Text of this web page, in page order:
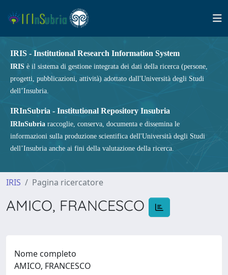
IRIS - Institutional Research Information System
IRIS è il sistema di gestione integrata dei dati della ricerca (persone,
progetti, pubblicazioni, attività) adottato dall'Università degli Studi
dell’Insubria.
IRInSubria - Institutional Repository Insubria
IRInSubria raccoglie, conserva, documenta e dissemina le
informazioni sulla produzione scientifica dell'Università degli Studi
dell’Insubria anche ai fini della valutazione della ricerca.
IRIS Pagina ricercatore
AMICO, FRANCESCO
Nome completo
AMICO, FRANCESCO